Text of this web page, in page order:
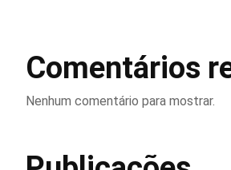
Comentários
Nenhum comentário para mostrar.